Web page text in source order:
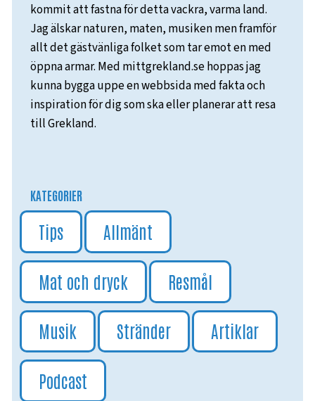
kommit att fastna för detta vackra, varma land.
Jag älskar naturen, maten, musiken men framför
allt det gästvänliga folket som tar emot en med
öppna armar. Med mittgrekland.se hoppas jag
kunna bygga uppe en webbsida med fakta och
inspiration för dig som ska eller planerar att resa
till Grekland.
KATEGORIER
Tips Allmänt
Mat och dryck Resmål
Musik Stränder Artiklar
Podcast